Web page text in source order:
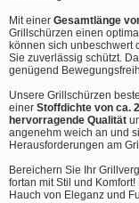
Mit einer Gesamtlänge
Grillschürzen einen
können sich unbeschwert
Sie zuverlässig schützt.
genügend
Unsere Grillschürzen
einer Stoffdichte von ca.
hervorragende Qualität
angenehm weich an und
Herausforderungen am
Bereichern Sie Ihr
fortan mit Stil und
Hauch von Eleganz und